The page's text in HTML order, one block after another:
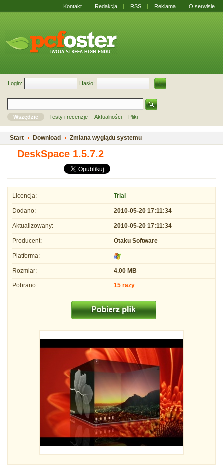
Kontakt Redakcja RSS Reklama O serwisie
Login: Hasło:
Wszędzie Testy i recenzje Aktualności Pliki
Start Download Zmiana wyglądu systemu
DeskSpace 1.5.7.2
Licencja: Trial
Dodano: 2010-05-20 17:11:34
Aktualizowany: 2010-05-20 17:11:34
Producent: Otaku Software
Platforma:
Rozmiar: 4.00 MB
Pobrano: 15 razy